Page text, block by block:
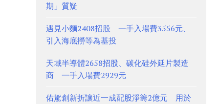
期」質疑
遇見小麵2408招股 一手入場費3556元、
引入海底撈等為基投
天域半導體2658招股、碳化硅外延片製造
商 一手入場費2929元
佑駕創新折讓近一成配股淨籌2億元 用於